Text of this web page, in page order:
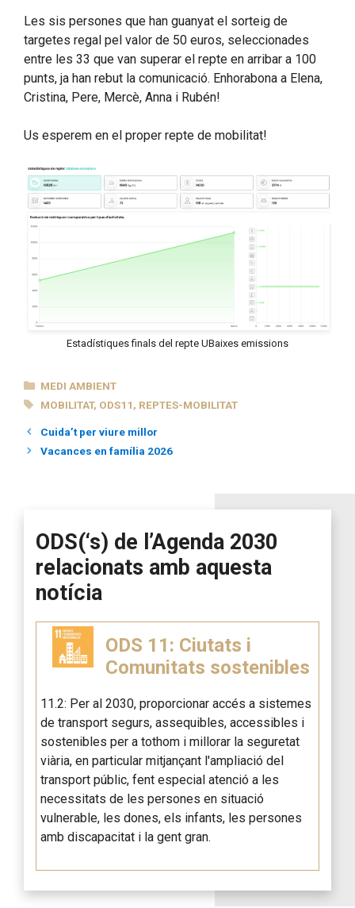
Les sis persones que han guanyat el sorteig de
targetes regal pel valor de 50 euros, seleccionades
entre les 33 que van superar el repte en arribar a 100
punts, ja han rebut la comunicació. Enhorabona a Elena,
Cristina, Pere, Mercè, Anna i Rubén!
Us esperem en el proper repte de mobilitat!
Estadístiques finals del repte UBaixes emissions
CATEGORIES
MEDI AMBIENT
ETIQUETES
MOBILITAT, ODS11, REPTES-MOBILITAT
Cuida’t per viure millor
Vacances en família 2026
ODS(‘s) de l’Agenda 2030
relacionats amb aquesta
notícia
ODS 11: Ciutats i
Comunitats sostenibles
11.2: Per al 2030, proporcionar accés a sistemes
de transport segurs, assequibles, accessibles i
sostenibles per a tothom i millorar la seguretat
viària, en particular mitjançant l'ampliació del
transport públic, fent especial atenció a les
necessitats de les persones en situació
vulnerable, les dones, els infants, les persones
amb discapacitat i la gent gran.